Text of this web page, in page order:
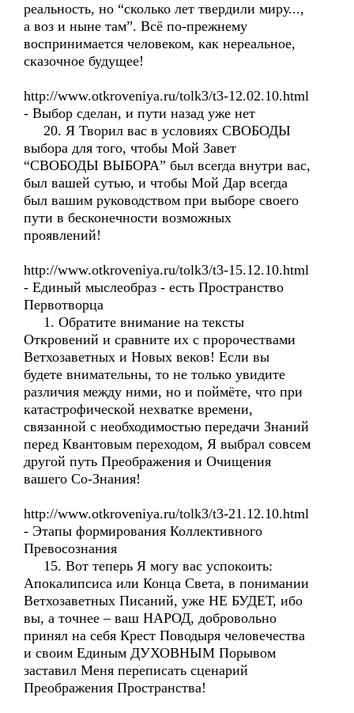
реальность, но “сколько лет твердили миру...,
а воз и ныне там”. Всё по-прежнему
воспринимается человеком, как нереальное,
сказочное будущее!
http://www.otkroveniya.ru/tolk3/t3-12.02.10.html
- Выбор сделан, и пути назад уже нет
20. Я Творил вас в условиях СВОБОДЫ
выбора для того, чтобы Мой Завет
“СВОБОДЫ ВЫБОРА” был всегда внутри вас,
был вашей сутью, и чтобы Мой Дар всегда
был вашим руководством при выборе своего
пути в бесконечности возможных
проявлений!
http://www.otkroveniya.ru/tolk3/t3-15.12.10.html
- Единый мыслеобраз - есть Пространство
Первотворца
1. Обратите внимание на тексты
Откровений и сравните их с пророчествами
Ветхозаветных и Новых веков! Если вы
будете внимательны, то не только увидите
различия между ними, но и поймёте, что при
катастрофической нехватке времени,
связанной с необходимостью передачи Знаний
перед Квантовым переходом, Я выбрал совсем
другой путь Преображения и Очищения
вашего Со-Знания!
http://www.otkroveniya.ru/tolk3/t3-21.12.10.html
- Этапы формирования Коллективного
Превосознания
15. Вот теперь Я могу вас успокоить:
Апокалипсиса или Конца Света, в понимании
Ветхозаветных Писаний, уже НЕ БУДЕТ, ибо
вы, а точнее – ваш НАРОД, добровольно
принял на себя Крест Поводыря человечества
и своим Единым ДУХОВНЫМ Порывом
заставил Меня переписать сценарий
Преображения Пространства!